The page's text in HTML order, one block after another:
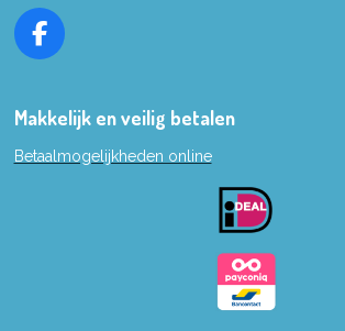
F
e
o
Makkelijk en veilig betalen
Betaalmogelijkheden online